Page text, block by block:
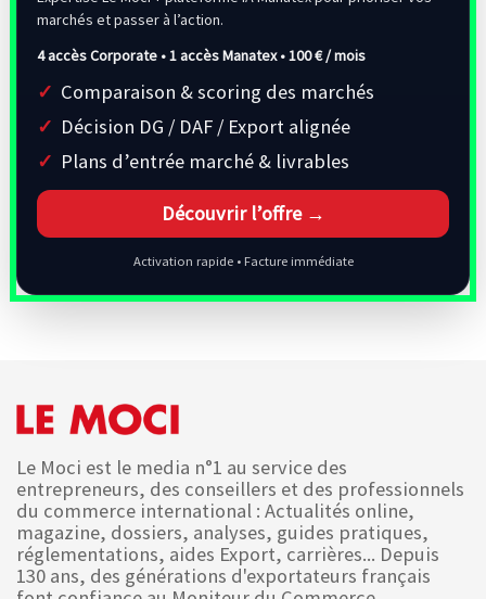
marchés et passer à l’action.
4 accès Corporate • 1 accès Manatex •100 € / mois
Comparaison & scoring des marchés
Décision DG / DAF / Export alignée
Plans d’entrée marché & livrables
Découvrir l’offre →
Activation rapide • Facture immédiate
Le Moci est le media n°1 au service des
entrepreneurs, des conseillers et des professionnels
du commerce international : Actualités online,
magazine, dossiers, analyses, guides pratiques,
réglementations, aides Export, carrières... Depuis
130 ans, des générations d'exportateurs français